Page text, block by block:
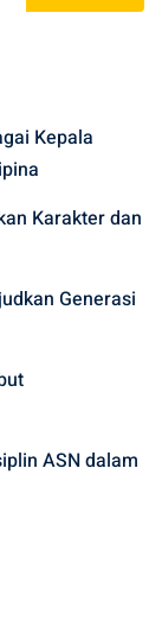
Kepala
Karakter dan
Generasi
ASN dalam